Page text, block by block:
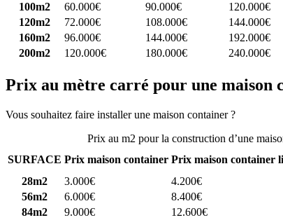
100m2
60.000€ 90.000€
120.000€
120m2
72.000€ 108.000€
144.000€
160m2
96.000€ 144.000€
192.000€
200m2
120.000€ 180.000€ 240.000€
Prix au mètre carré pour une maison
Vous souhaitez faire installer une maison container ?
Prix au m2 pour la construction d’une
SURFACE Prix maison container Prix maison container
28m2
3.000€ 4.200€
56m2
6.000€ 8.400€
84m2
9.000€ 12.600€